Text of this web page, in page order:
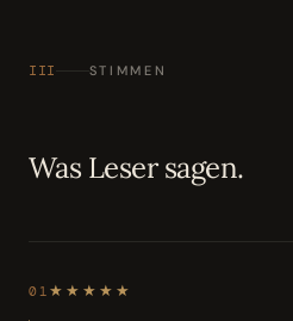
III STIMMEN
Was Leser sagen.
01 ★★★★★